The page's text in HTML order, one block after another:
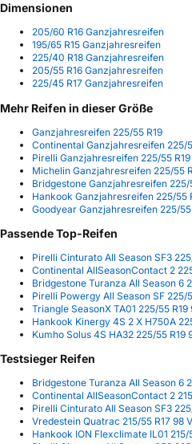
Dimensionen
205/60 R16 Ganzjahresreifen
195/65 R15 Ganzjahresreifen
225/40 R18 Ganzjahresreifen
205/55 R16 Ganzjahresreifen
225/45 R17 Ganzjahresreifen
Mehr Reifen in dieser Größe
Ganzjahresreifen 225/55 R19
Continental Ganzjahresreifen 225/
Pirelli Ganzjahresreifen 225/55 R19
Michelin Ganzjahresreifen 225/55
Bridgestone Ganzjahresreifen 225/
Hankook Ganzjahresreifen 225/55
Goodyear Ganzjahresreifen 225/55
Passende Top-Reifen
Pirelli Cinturato All Season SF3
Continental AllSeasonContact 2
Bridgestone Turanza All Season 6
Pirelli Powergy All Season SF 225/
Triangle SeasonX TA01 225/55
Hankook Kinergy 4S 2 X H750A
Kumho Solus 4S HA32 225/55 R19
Testsieger Reifen
Bridgestone Turanza All Season 6
Continental AllSeasonContact 2
Pirelli Cinturato All Season SF3
Vredestein Quatrac 215/55 R17 98
Hankook ION Flexclimate IL01